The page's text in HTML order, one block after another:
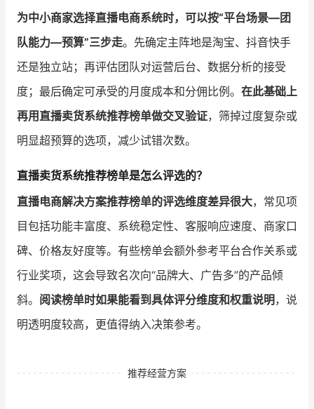
为中小商家选择直播电商系统时，可以按“平台场景—团
队能力—预算”三步走。先确定主阵地是淘宝、抖音快手
还是独立站；再评估团队对运营后台、数据分析的接受
度；最后确定可承受的月度成本和分佣比例。 在此基础上
再用直播卖货系统推荐榜单做交叉验证，筛掉过度复杂或
明显超预算的选项，减少试错次数。
直播卖货系统推荐榜单是怎么评选的？
直播电商解决方案推荐榜单的评选维度差异很大，常见项
目包括功能丰富度、系统稳定性、客服响应速度、商家口
碑、价格友好度等。有些榜单会额外参考平台合作关系或
行业奖项，这会导致名次向“品牌大、广告多”的产品倾
斜。 阅读榜单时如果能看到具体评分维度和权重说明，说
明透明度较高，更值得纳入决策参考。
推荐经营方案